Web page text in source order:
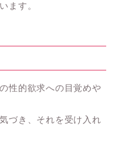
ます。
性的欲求への目覚めや
づき、それを受け入れ